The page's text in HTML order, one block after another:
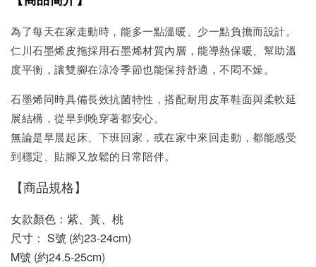
為了每天在家走動時，能多一點溫暖、少一點負擔而設計。
仁川石墨烯皮拖採用石墨烯材質內層，能導熱保暖、幫助溫
度平衡，讓雙腳在涼冷季節也能保持舒適，不悶不燥。
石墨烯同時具備長效抗菌特性，搭配耐用皮革鞋面與柔軟延
展結構，從早到晚穿著都安心。
無論是早晨起床、下班回家，或在家中來回走動，都能感受
到穩定、貼腳又放鬆的日常陪伴。
【商品規格】
女款顏色：紫、黃、桃
尺寸： S號 (約23-24cm)
M號 (約24.5-25cm)